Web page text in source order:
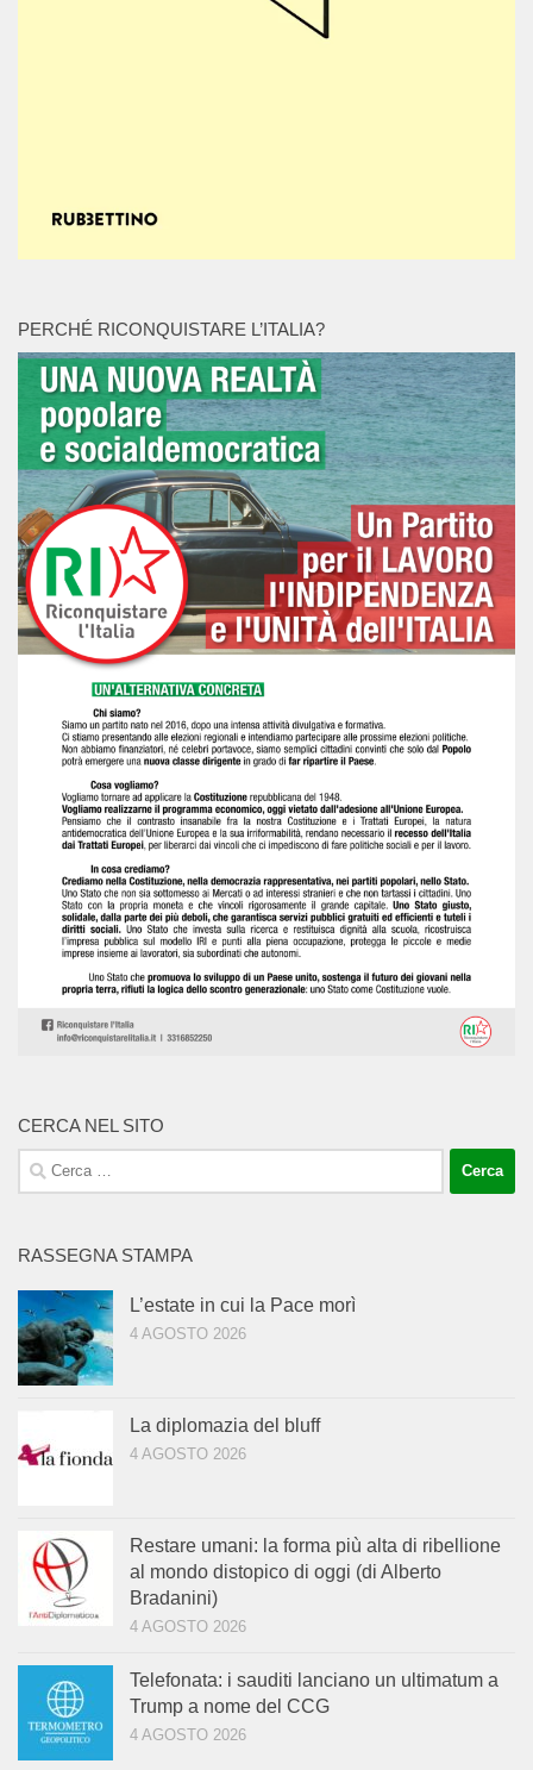
PERCHÉ RICONQUISTARE L’ITALIA?
CERCA NEL SITO
Ricerca
per:
RASSEGNA STAMPA
L’estate in cui la Pace morì
4 AGOSTO 2026
La diplomazia del bluff
4 AGOSTO 2026
Restare umani: la forma più alta di ribellione
al mondo distopico di oggi (di Alberto
Bradanini)
4 AGOSTO 2026
Telefonata: i sauditi lanciano un ultimatum a
Trump a nome del CCG
4 AGOSTO 2026